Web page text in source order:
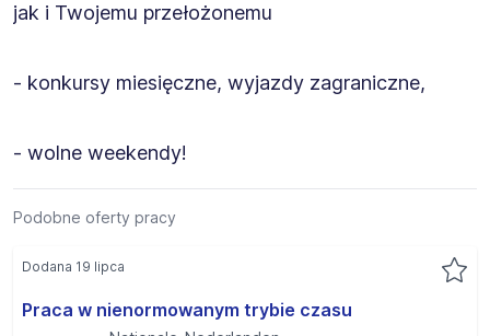
jak i Twojemu przełożonemu
- konkursy miesięczne, wyjazdy zagraniczne,
- wolne weekendy!
Podobne oferty pracy
Praca w nienormowanym trybie czasu
Dodana 19 lipca